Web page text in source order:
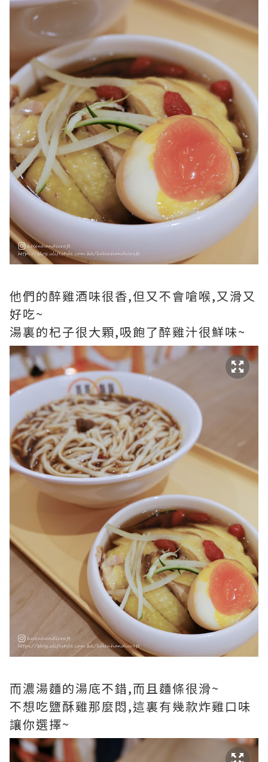
他們的醉雞酒味很香,但又不會嗆喉,又滑又
好吃~
湯裏的杞子很大顆,吸飽了醉雞汁很鮮味~
而濃湯麵的湯底不錯,而且麵條很滑~
不想吃鹽酥雞那麼悶,這裏有幾款炸雞口味
讓你選擇~